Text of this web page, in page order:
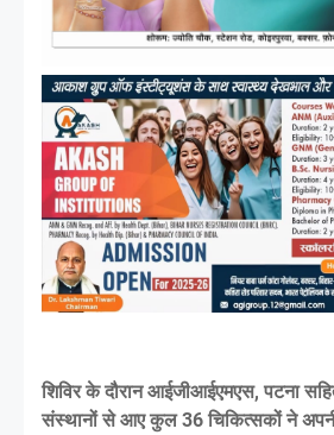
शिविर के दौरान आईजीआईएमएस, पटना
संस्थानों से आए कुल 36 चिकित्सकों ने